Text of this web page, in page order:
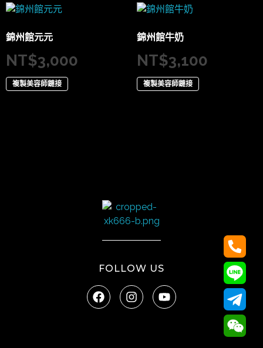
錦州館元元
NT$3,000
複製美容師鏈接
錦州館牛奶
NT$3,100
複製美容師鏈接
FOLLOW US